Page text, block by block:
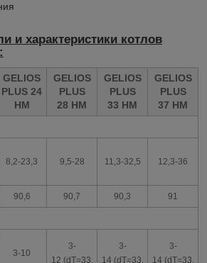
и характеристики котлов
GELIOS
PLUS 24
HM
GELIOS
PLUS
28 HM
GELIOS
PLUS
33 HM
GELIOS
PLUS
37 HM
8,2-23,3 9,5-28 11,3-32,5 12,3-36
90,6 90,7 90,3 91
3-10
3-
12 (dT=33,
3-
14 (dT=33,
3-
14 (dT=33,